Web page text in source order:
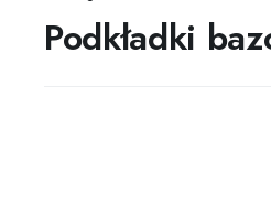
Podkładki